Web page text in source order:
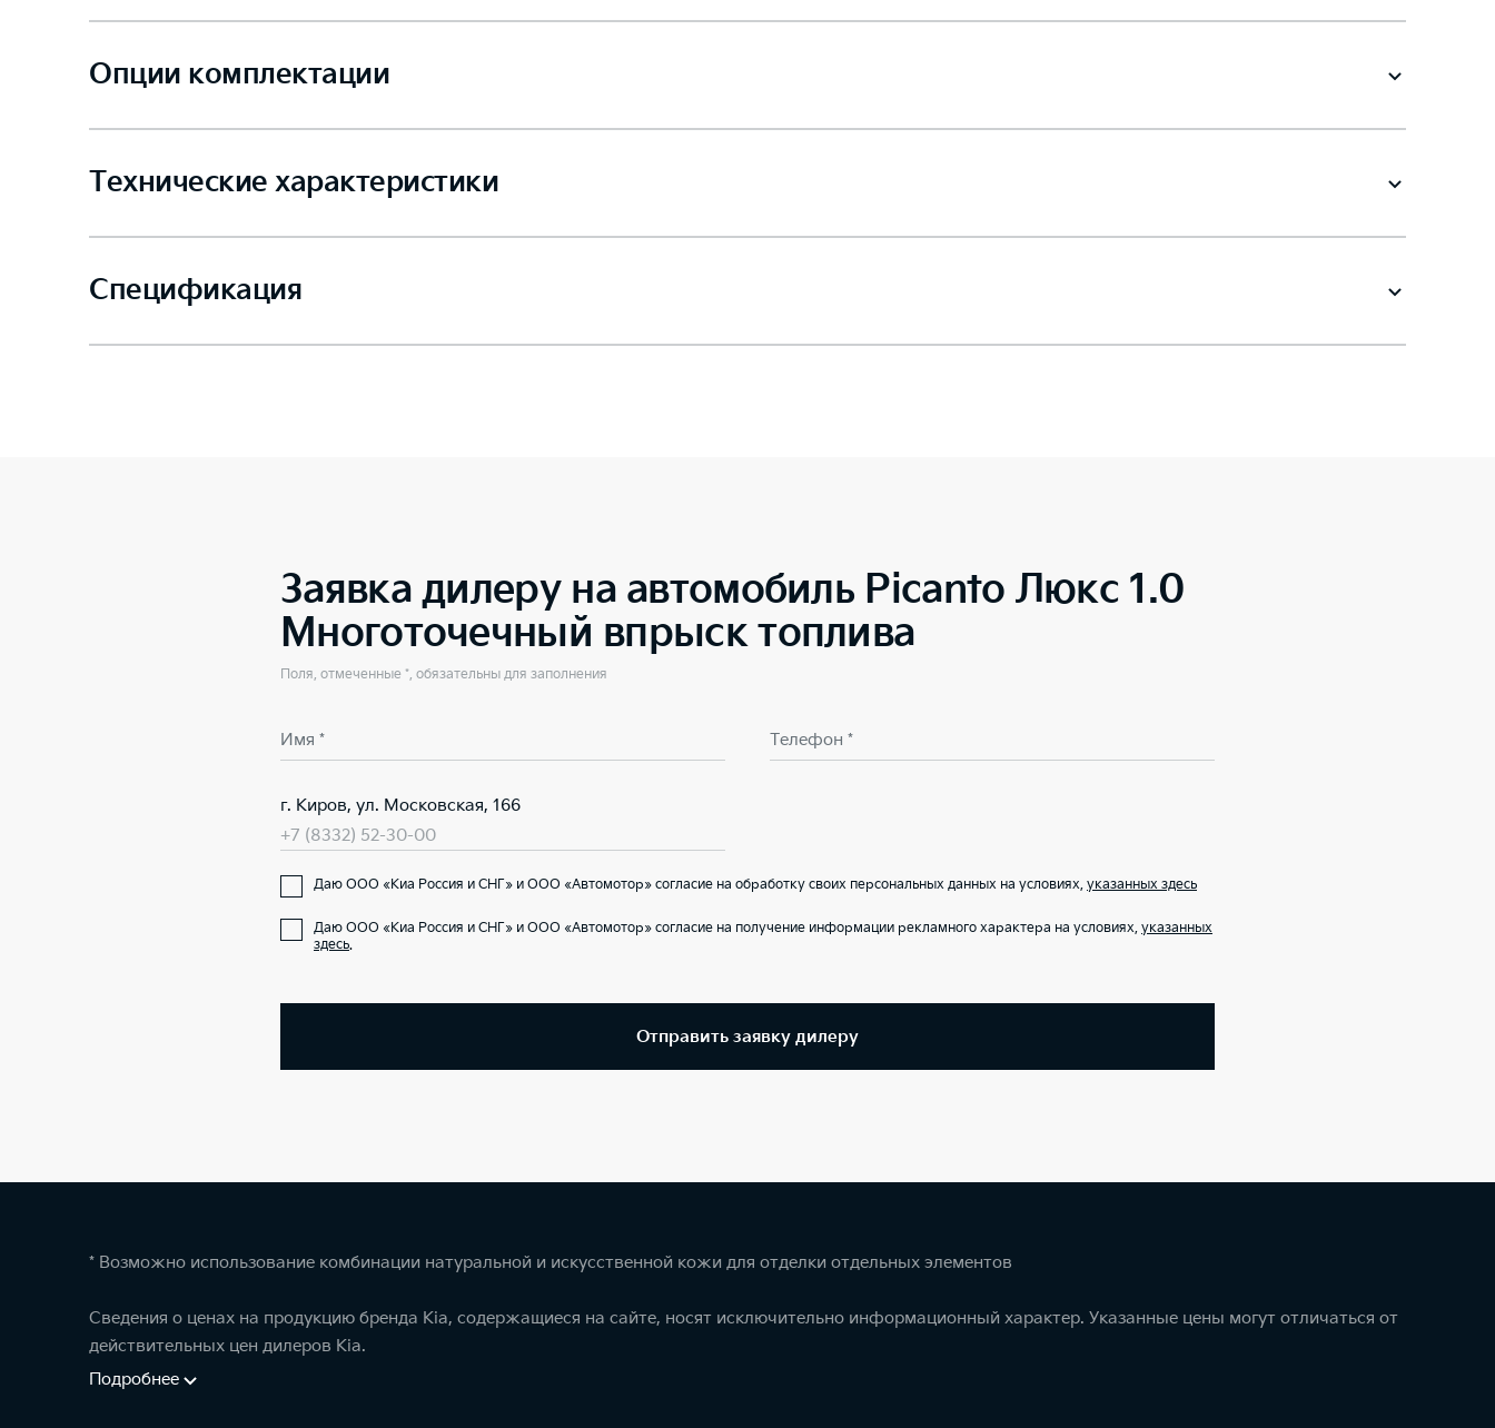
Опции комплектации
Технические характеристики
Спецификация
Заявка дилеру на автомобиль Picanto Люкс 1.0
Многоточечный впрыск топлива
Поля, отмеченные *, обязательны для заполнения
Имя * Телефон *
г. Киров, ул. Московская, 166
+7 (8332) 52-30-00
Даю ООО «Киа Россия и СНГ» и ООО «Автомотор» согласие на обработку своих персональных данных на условиях, указанных здесь
Даю ООО «Киа Россия и СНГ» и ООО «Автомотор» согласие на получение информации рекламного характера на условиях, указанных
здесь.
Отправить заявку дилеру
* Возможно использование комбинации натуральной и искусственной кожи для отделки отдельных элементов
Сведения о ценах на продукцию бренда Kia, содержащиеся на сайте, носят исключительно информационный характер. Указанные цены могут отличаться от
действительных цен дилеров Kia.
Подробнее